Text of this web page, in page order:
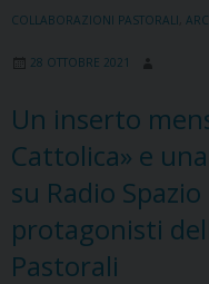
inserto
COLLABORAZIONI PASTORALI
28 OTTOBRE 2021
Un inserto
Cattolica» e
su Radio
protagonisti
Pastorali